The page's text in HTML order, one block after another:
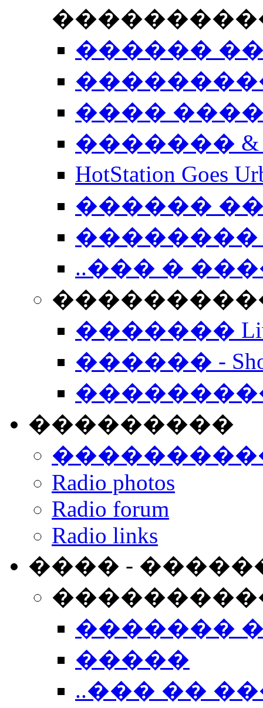
������
����
�������
HotStation
������
��������
..��� �
����������
�������
������ -
���������
Radio photos
Radio forum
Radio links
���� -
�������
�����
..��� ��